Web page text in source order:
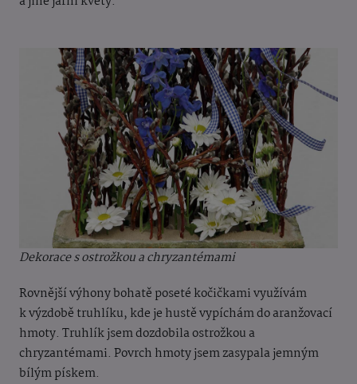
Dekorace s ostrožkou a chryzantémami
Rovnější výhony bohatě poseté kočičkami využívám
k výzdobě truhlíku, kde je hustě vypíchám do aranžovací
hmoty. Truhlík jsem dozdobila ostrožkou a
chryzantémami. Povrch hmoty jsem zasypala jemným
bílým pískem.